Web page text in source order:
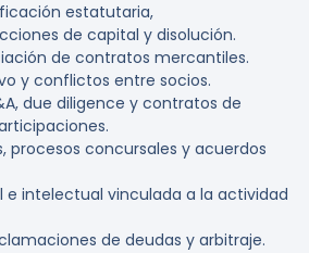
estatutaria,
de capital y disolución.
de contratos mercantiles.
y conflictos entre socios.
due diligence y contratos de
procesos concursales y acuerdos
e intelectual vinculada a la actividad
de deudas y arbitraje.